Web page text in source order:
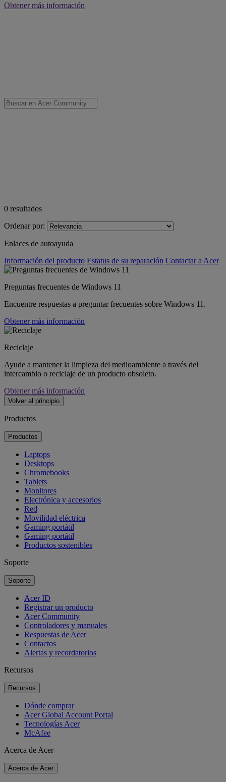
Obtener más información
0 resultados
Ordenar por:
Enlaces de autoayuda
Información del producto Estatus de su reparación Contactar a Acer
Preguntas frecuentes de Windows 11
Encuentre respuestas a preguntar frecuentes sobre Windows 11.
Obtener más información
Reciclaje
Ayude a mantener la limpieza del medioambiente a través del
intercambio o reciclaje de un producto obsoleto.
Obtener más información
Volver al principio
Productos
Productos
Laptops
Desktops
Chromebooks
Tablets
Monitores
Electrónica y accesorios
Red
Movilidad eléctrica
Gaming portátil
Gaming portátil
Productos sostenibles
Soporte
Soporte
Acer ID
Registrar un producto
Acer Community
Controladores y manuales
Respuestas de Acer
Contactos
Alertas y recordatorios
Recursos
Recursos
Dónde comprar
Acer Global Account Portal
Tecnologías Acer
McAfee
Acerca de Acer
Acerca de Acer